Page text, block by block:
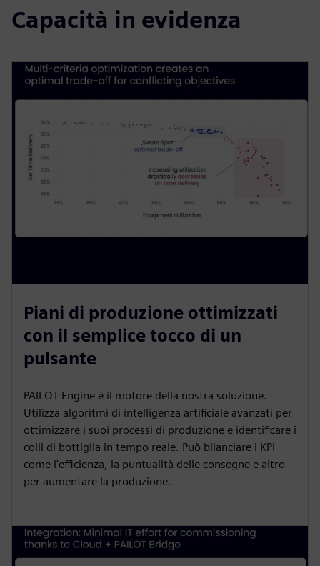
Capacità in evidenza
Piani di produzione ottimizzati
con il semplice tocco di un
pulsante
PAILOT Engine è il motore della nostra soluzione.
Utilizza algoritmi di intelligenza artificiale avanzati per
ottimizzare i suoi processi di produzione e identificare i
colli di bottiglia in tempo reale. Può bilanciare i KPI
come l'efficienza, la puntualità delle consegne e altro
per aumentare la produzione.